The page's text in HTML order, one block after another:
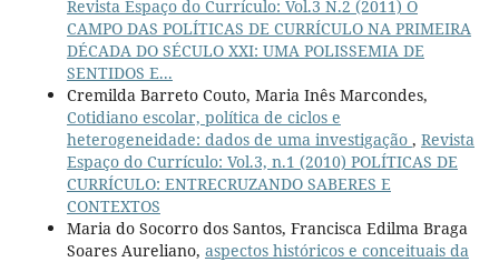
Revista Espaço do Currículo: Vol.3 N.2 (2011) O
CAMPO DAS POLÍTICAS DE CURRÍCULO NA PRIMEIRA
DÉCADA DO SÉCULO XXI: UMA POLISSEMIA DE
SENTIDOS E...
Cremilda Barreto Couto, Maria Inês Marcondes,
Cotidiano escolar, política de ciclos e
heterogeneidade: dados de uma investigação , Revista
Espaço do Currículo: Vol.3, n.1 (2010) POLÍTICAS DE
CURRÍCULO: ENTRECRUZANDO SABERES E
CONTEXTOS
Maria do Socorro dos Santos, Francisca Edilma Braga
Soares Aureliano, aspectos históricos e conceituais da